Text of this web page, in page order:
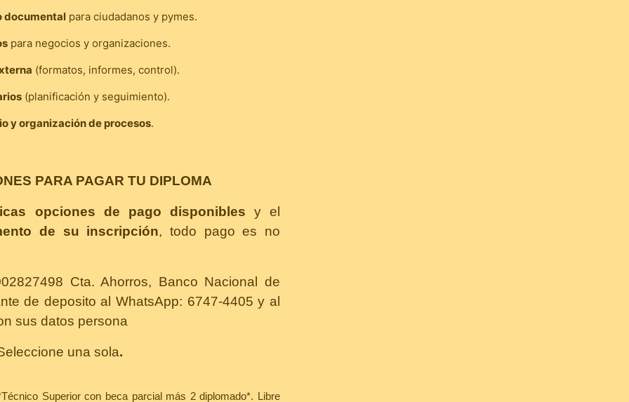
documental para ciudadanos y pymes.
para negocios y organizaciones.
(formatos, informes, control).
(planificación y seguimiento).
y organización de procesos.
PARA PAGAR TU DIPLOMA
opciones de pago disponibles y el
de su inscripción, todo pago es no
Cta. Ahorros, Banco Nacional de
de deposito al WhatsApp: 6747-4405 y al
sus datos persona
una sola.
Superior con beca parcial más 2 diplomado*. Libre